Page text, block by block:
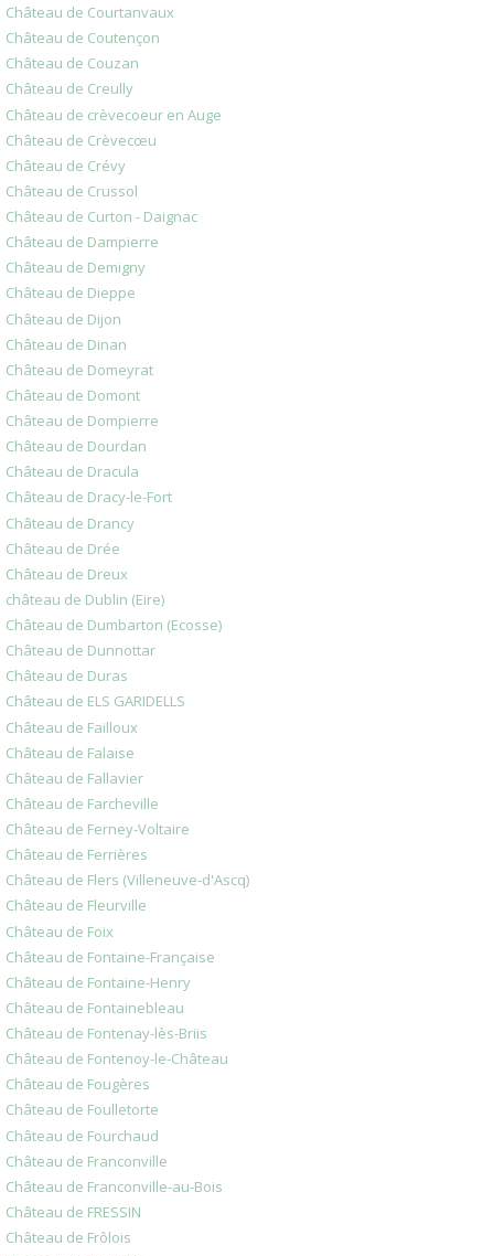
Château de Courtanvaux
Château de Coutençon
Château de Couzan
Château de Creully
Château de crèvecoeur en Auge
Château de Crèvecœu
Château de Crévy
Château de Crussol
Château de Curton - Daignac
Château de Dampierre
Château de Demigny
Château de Dieppe
Château de Dijon
Château de Dinan
Château de Domeyrat
Château de Domont
Château de Dompierre
Château de Dourdan
Château de Dracula
Château de Dracy-le-Fort
Château de Drancy
Château de Drée
Château de Dreux
château de Dublin (Eire)
Château de Dumbarton (Ecosse)
Château de Dunnottar
Château de Duras
Château de ELS GARIDELLS
Château de Failloux
Château de Falaise
Château de Fallavier
Château de Farcheville
Château de Ferney-Voltaire
Château de Ferrières
Château de Flers (Villeneuve-d'Ascq)
Château de Fleurville
Château de Foix
Château de Fontaine-Française
Château de Fontaine-Henry
Château de Fontainebleau
Château de Fontenay-lès-Briis
Château de Fontenoy-le-Château
Château de Fougères
Château de Foulletorte
Château de Fourchaud
Château de Franconville
Château de Franconville-au-Bois
Château de FRESSIN
Château de Frôlois